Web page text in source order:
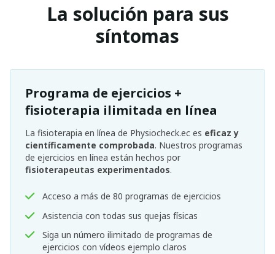
La solución para sus
síntomas
Programa de ejercicios +
fisioterapia ilimitada en línea
La fisioterapia en línea de Physiocheck.ec es eficaz y
científicamente comprobada. Nuestros programas
de ejercicios en línea están hechos por
fisioterapeutas experimentados.
Acceso a más de 80 programas de ejercicios
Asistencia con todas sus quejas físicas
Siga un número ilimitado de programas de
ejercicios con vídeos ejemplo claros